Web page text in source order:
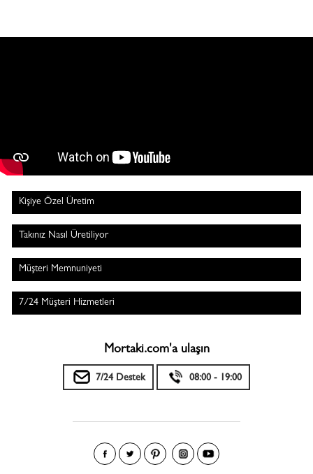
Kişiye Özel Üretim
Takınız Nasıl Üretiliyor
Müşteri Memnuniyeti
7/24 Müşteri Hizmetleri
Mortaki.com'a ulaşın
7/24 Destek 08:00 - 19:00